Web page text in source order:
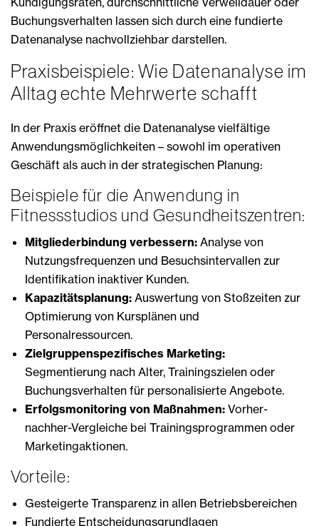
Buchungsverhalten lassen sich durch eine fundierte
Datenanalyse nachvollziehbar darstellen.
Praxisbeispiele: Wie Datenanalyse im
Alltag echte Mehrwerte schafft
In der Praxis eröffnet die Datenanalyse vielfältige
Anwendungsmöglichkeiten – sowohl im operativen
Geschäft als auch in der strategischen Planung:
Beispiele für die Anwendung in
Fitnessstudios und Gesundheitszentren:
Mitgliederbindung verbessern: Analyse von
Nutzungsfrequenzen und Besuchsintervallen zur
Identifikation inaktiver Kunden.
Kapazitätsplanung: Auswertung von Stoßzeiten zur
Optimierung von Kursplänen und
Personalressourcen.
Zielgruppenspezifisches Marketing:
Segmentierung nach Alter, Trainingszielen oder
Buchungsverhalten für personalisierte Angebote.
Erfolgsmonitoring von Maßnahmen: Vorher-
nachher-Vergleiche bei Trainingsprogrammen oder
Marketingaktionen.
Vorteile:
Gesteigerte Transparenz in allen Betriebsbereichen
Fundierte Entscheidungsgrundlagen